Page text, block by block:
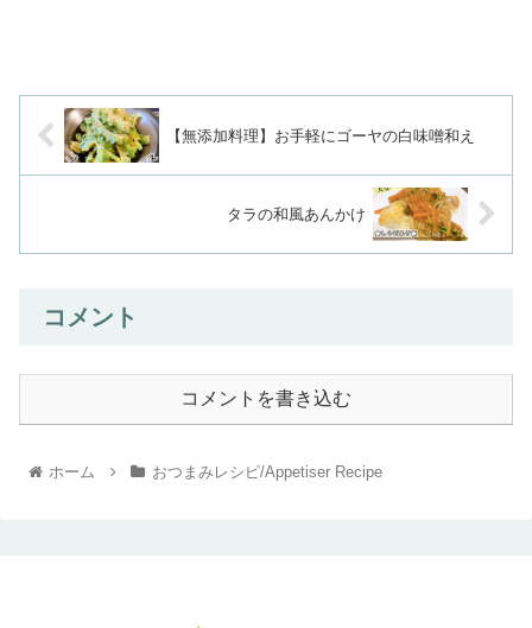
【無添加料理】お手軽にゴーヤの白味噌和え
タラの和風あんかけ
コメント
コメントを書き込む
ホーム おつまみレシピ/Appetiser Recipe